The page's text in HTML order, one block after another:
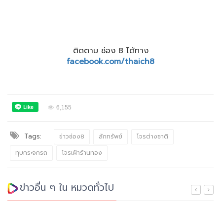
ติดตาม ช่อง 8 ได้ทาง
facebook.com/thaich8
6,155
Tags: ข่าวช่อง8 ลักทรัพย์
โจรต่างชาติ
ทุบกระจกรถ
โจรเฝ้าร้านทอง
ข่าวอื่น ๆ ใน หมวดทั่วไป